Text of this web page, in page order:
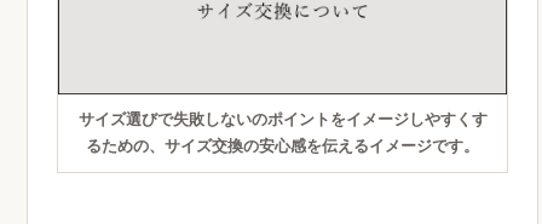
サイズ選びで失敗しないのポイントをイメージしやすくす
るための、サイズ交換の安心感を伝えるイメージです。